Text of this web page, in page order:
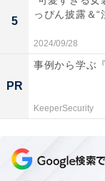
5
っぴん披露＆
2024/09/28
PR
事例から学ぶ
KeeperSecurity